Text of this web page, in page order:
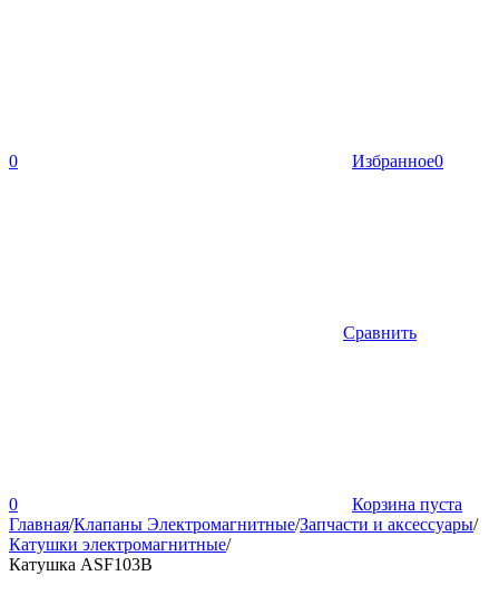
0 Избранное0
Сравнить
0
Корзина пуста
Главная/Клапаны Электромагнитные/Запчасти и аксессуары/
Катушки электромагнитные/
Катушка ASF103B